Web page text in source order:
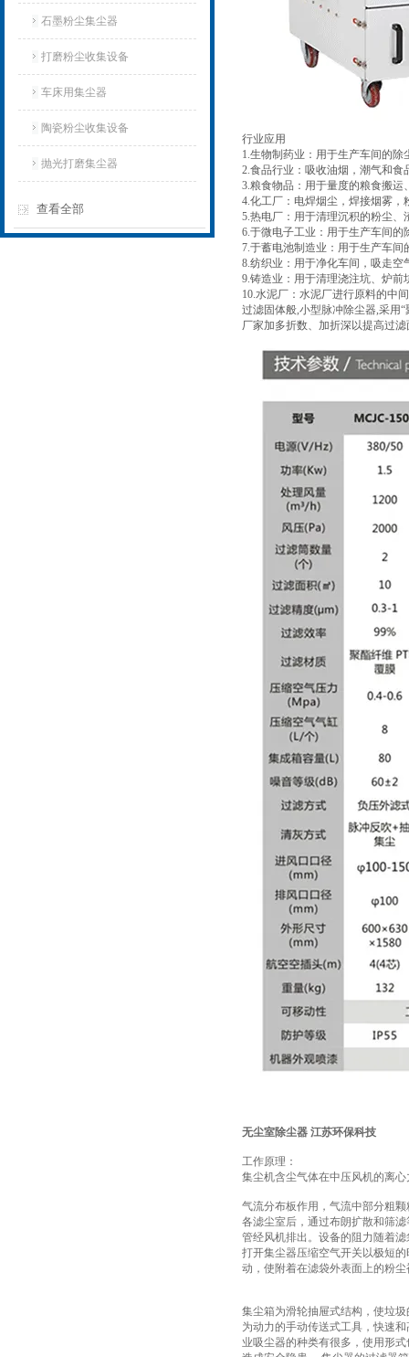
石墨粉尘集尘器
打磨粉尘收集设备
车床用集尘器
陶瓷粉尘收集设备
抛光打磨集尘器
查看全部
行业应用
1.生物制药业：用于生产车间的除
2.食品行业：吸收油烟，潮气和食
3.粮食物品：用于量度的粮食搬运
4.化工厂：电焊烟尘，焊接烟雾
5.热电厂：用于清理沉积的粉尘
6.于微电子工业：用于生产车间
7.于蓄电池制造业：用于生产车间
8.纺织业：用于净化车间，吸走空
9.铸造业：用于清理浇注坑、炉
10.水泥厂：水泥厂进行原料的中
过滤固体般,小型脉冲除尘器,采用
厂家加多折数、加折深以提高过滤
无尘室除尘器 江苏环保科技
工作原理：
集尘机含尘气体在中压风机的离
气流分布板作用，气流中部分粗
各滤尘室后，通过布朗扩散和筛
管经风机排出。设备的阻力随着
打开集尘器压缩空气开关以极短
动，使附着在滤袋外表面上的粉
集尘箱为滑轮抽屉式结构，使垃
为动力的手动传送式工具，快速
业吸尘器的种类有很多，使用形